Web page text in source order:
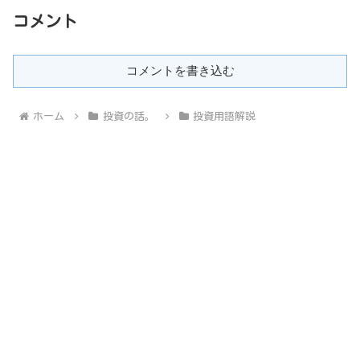
コメント
コメントを書き込む
ホーム 投資の話。 投資用語解説